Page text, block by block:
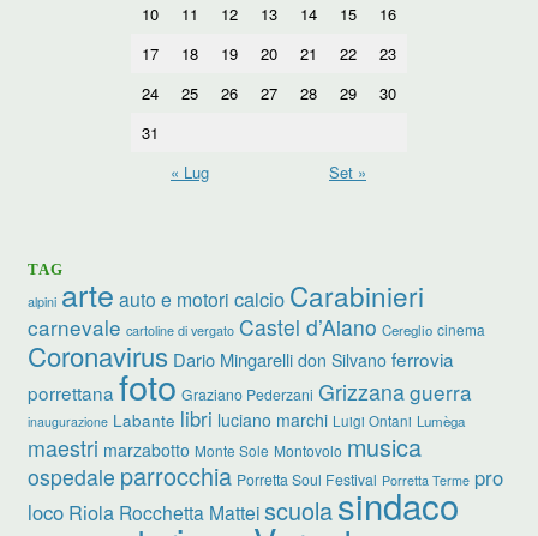
10
11 12 13 14 15
16
17
18 19 20 21 22
23
24
25 26 27 28 29
30
31
« Lug
Set »
TAG
alpini arte auto e motori calcio Carabinieri
carnevale cartoline di vergato Castel d’Aiano Cereglio cinema
Coronavirus Dario Mingarelli don Silvano ferrovia
porrettana foto Graziano Pederzani Grizzanaguerra
inaugurazione Labante libri luciano marchi Luigi Ontani Lumèga
maestri marzabotto Monte Sole Montovolo musica
ospedale parrocchia Porretta Soul Festival Porretta Terme pro
loco Riola Rocchetta Matteiscuolasindaco